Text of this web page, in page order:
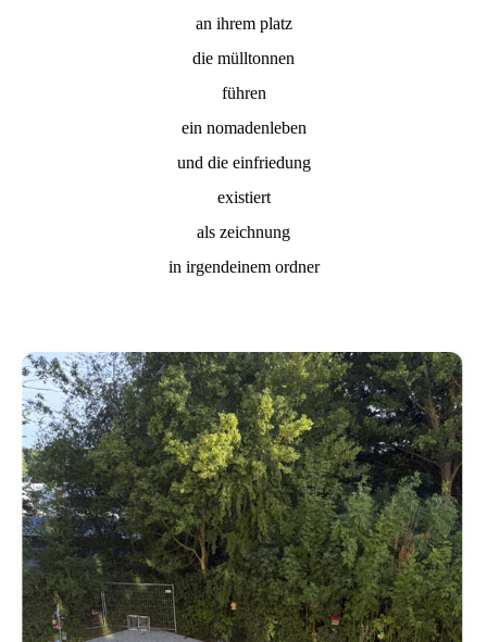
an ihrem platz
die mülltonnen
führen
ein nomadenleben
und die einfriedung
existiert
als zeichnung
in irgendeinem ordner